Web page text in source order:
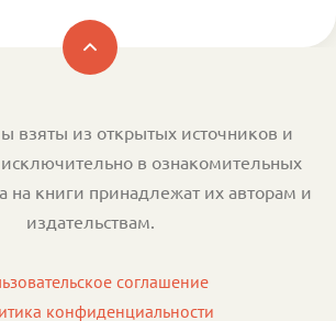
взяты из открытых источников и
в ознакомительных
на книги принадлежат их авторам и
издательствам.
соглашение
конфиденциальности